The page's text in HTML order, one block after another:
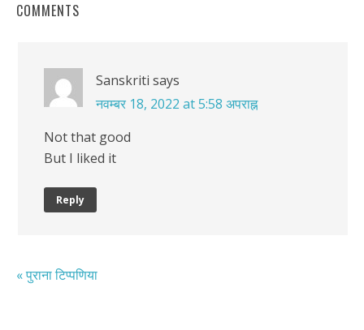
COMMENTS
Sanskriti says
नवम्बर 18, 2022 at 5:58 अपराह्न
Not that good
But I liked it
Reply
« पुराना टिप्पणिया